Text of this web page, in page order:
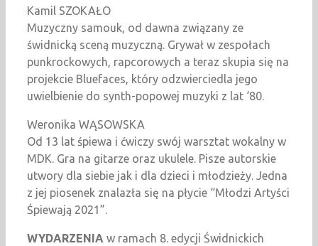
Kamil SZOKAŁO
Muzyczny samouk, od dawna związany ze
świdnicką sceną muzyczną. Grywał w zespołach
punkrockowych, rapcorowych a teraz skupia się na
projekcie Bluefaces, który odzwierciedla jego
uwielbienie do synth-popowej muzyki z lat ‘80.
Weronika WĄSOWSKA
Od 13 lat śpiewa i ćwiczy swój warsztat wokalny w
MDK. Gra na gitarze oraz ukulele. Pisze autorskie
utwory dla siebie jak i dla dzieci i młodzieży. Jedna
z jej piosenek znalazła się na płycie “Młodzi Artyści
Śpiewają 2021”.
WYDARZENIA w ramach 8. edycji Świdnickich